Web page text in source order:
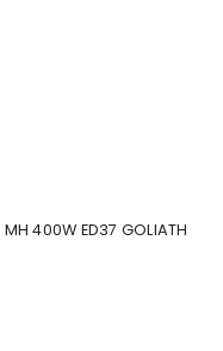
400W ED37 GOLIATH